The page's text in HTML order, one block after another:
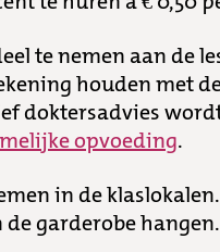
te nemen aan de
houden met
doktersadvies
opvoeding.
in de
garderobe